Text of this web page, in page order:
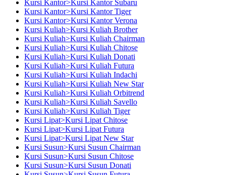
Kursi Kantor>Kursi Kantor Subaru
Kursi Kantor>Kursi Kantor Tiger
Kursi Kantor>Kursi Kantor Verona
Kursi Kuliah>Kursi Kuliah Brother
Kursi Kuliah>Kursi Kuliah Chairman
Kursi Kuliah>Kursi Kuliah Chitose
Kursi Kuliah>Kursi Kuliah Donati
Kursi Kuliah>Kursi Kuliah Futura
Kursi Kuliah>Kursi Kuliah Indachi
Kursi Kuliah>Kursi Kuliah New Star
Kursi Kuliah>Kursi Kuliah Orbitrend
Kursi Kuliah>Kursi Kuliah Savello
Kursi Kuliah>Kursi Kuliah Tiger
Kursi Lipat>Kursi Lipat Chitose
Kursi Lipat>Kursi Lipat Futura
Kursi Lipat>Kursi Lipat New Star
Kursi Susun>Kursi Susun Chairman
Kursi Susun>Kursi Susun Chitose
Kursi Susun>Kursi Susun Donati